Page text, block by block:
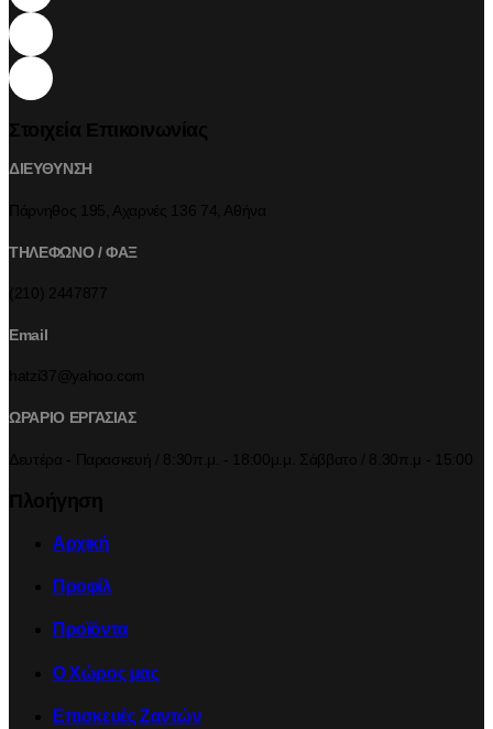
ΔΙΕΥΘΥΝΣΗ
ΤΗΛΕΦΩΝΟ / ΦΑΞ
Email
ΩΡΑΡΙΟ ΕΡΓΑΣΙΑΣ
Αρχική
Προφίλ
Προϊόντα
Ο Χώρος μας
Επισκευές Ζαντών